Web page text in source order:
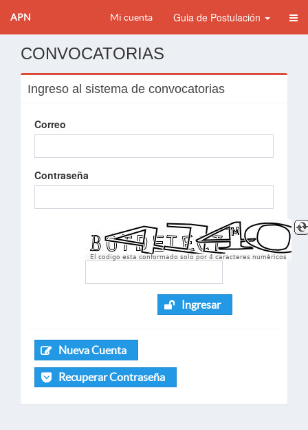
APN Mi cuenta Guia de Postulación
CONVOCATORIAS
Ingreso al sistema de convocatorias
Correo
Contraseña
El codigo esta conformado solo por 4 caracteres numèricos
Ingresar
Nueva Cuenta
Recuperar Contraseña